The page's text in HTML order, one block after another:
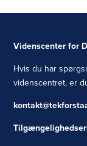
Videnscenter for
Hvis du har
videnscentret, er